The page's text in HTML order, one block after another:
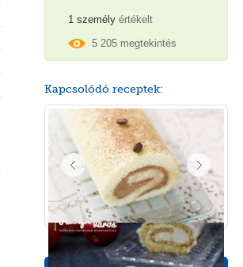
1 személy értékelt
5 205 megtekintés
Kapcsolódó receptek: